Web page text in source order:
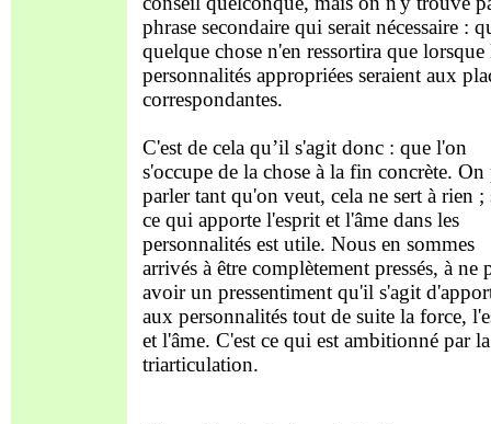
phrase secondaire qui serait nécessaire :
quelque chose n'en ressortira que lorsque
personnalités appropriées seraient aux
correspondantes.
C'est de cela qu’il s'agit donc : que l'on
s'occupe de la chose à la fin concrète. On
parler tant qu'on veut, cela ne sert à rien ;
ce qui apporte l'esprit et l'âme dans les
personnalités est utile. Nous en sommes
arrivés à être complètement pressés, à ne
avoir un pressentiment qu'il s'agit
aux personnalités tout de suite la force,
et l'âme. C'est ce qui est ambitionné par la
triarticulation.